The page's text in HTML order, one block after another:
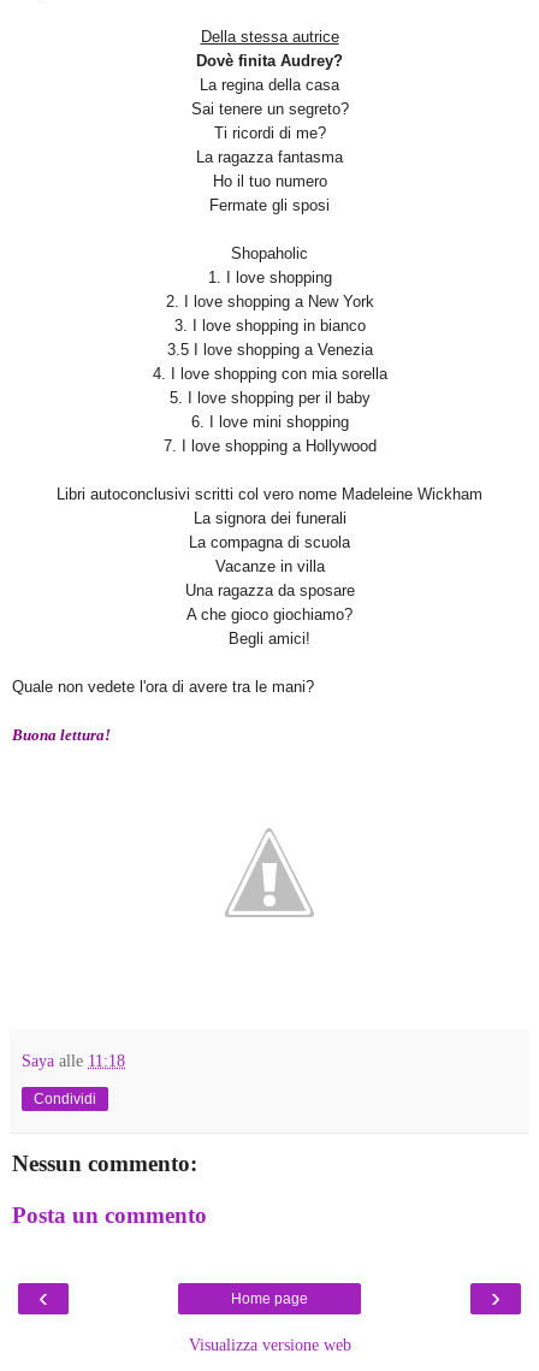
Della stessa autrice
Dovè finita Audrey?
La regina della casa
Sai tenere un segreto?
Ti ricordi di me?
La ragazza fantasma
Ho il tuo numero
Fermate gli sposi
Shopaholic
1. I love shopping
2. I love shopping a New York
3. I love shopping in bianco
3.5 I love shopping a Venezia
4. I love shopping con mia sorella
5. I love shopping per il baby
6. I love mini shopping
7. I love shopping a Hollywood
Libri autoconclusivi scritti col vero nome Madeleine Wickham
La signora dei funerali
La compagna di scuola
Vacanze in villa
Una ragazza da sposare
A che gioco giochiamo?
Begli amici!
Quale non vedete l'ora di avere tra le mani?
Buona lettura!
Saya alle 11:18
Condividi
Nessun commento:
Posta un commento
‹ ›
Home page
Visualizza versione web